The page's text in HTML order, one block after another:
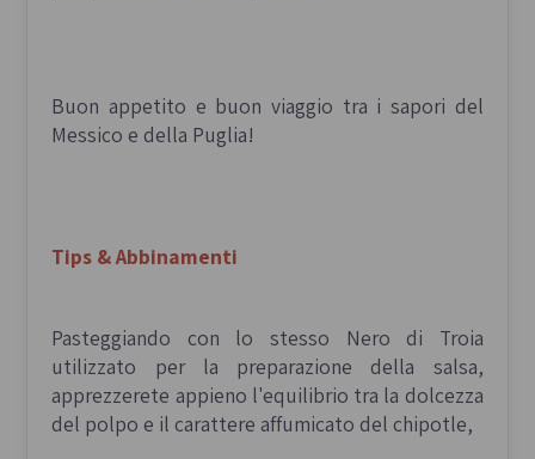
Buon appetito e buon viaggio tra i sapori del
Messico e della Puglia!
Tips & Abbinamenti
Pasteggiando con lo stesso Nero di Troia
utilizzato per la preparazione della salsa,
apprezzerete appieno l'equilibrio tra la dolcezza
del polpo e il carattere affumicato del chipotle,